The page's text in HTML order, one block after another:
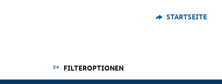
STARTSEITE
FILTEROPTIONEN